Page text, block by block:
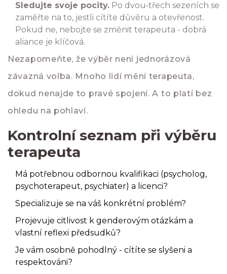
Sledujte svoje pocity. Po dvou‑třech sezeních se
zaměřte na to, jestli cítíte důvěru a otevřenost.
Pokud ne, nebojte se změnit terapeuta - dobrá
aliance je klíčová.
Nezapomeňte, že výběr není jednorázová
závazná volba. Mnoho lidí mění terapeuta,
dokud nenajde to pravé spojení. A to platí bez
ohledu na pohlaví.
Kontrolní seznam při výběru
terapeuta
Má potřebnou odbornou kvalifikaci (psycholog,
psychoterapeut, psychiater) a licenci?
Specializuje se na váš konkrétní problém?
Projevuje citlivost k genderovým otázkám a
vlastní reflexi předsudků?
Je vám osobně pohodlný - cítíte se slyšeni a
respektováni?